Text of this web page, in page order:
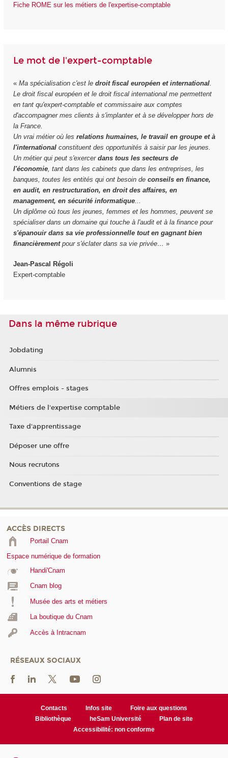
Fiche ROME sur les métiers de l'expertise-comptable
Le mot de l'expert-comptable
« Ma spécialisation c'est le droit fiscal européen et international.
Le droit fiscal européen et le droit fiscal international me permettent
en tant qu'expert-comptable et commissaire aux comptes
d'accompagner mes clients à s'implanter et à se développer hors de
la France.
Un vrai métier où les relations humaines, le travail en groupe et à
l'internationalconstituent des opportunités à saisir par les jeunes.
Un métier qui peut s'exercer dans tous les secteurs de
l'économie, tant dans les cabinets que dans les entreprises, les
banques, toutes les entités qui ont besoin de conseils en finance,
en audit, en restructuration, en droit des affaires, en
management, en sécurité informatique...
Un diplôme où tous les jeunes, femmes et les hommes, peuvent se
spécialiser dans un domaine qui touche à l'audit et à la finance pour
s'épanouir dans sa vie professionnelle tout en gagnant bien
financièrementpour s'éclater dans sa vie privée… »
Jean-Pascal Régoli
Expert-comptable
Dans la même rubrique
Jobdating
Alumnis
Offres emplois - stages
Métiers de l'expertise comptable
Taxe d'apprentissage
Déposer une offre
Nous recrutons
Conventions de stage
ACCÈS DIRECTS
Portail Cnam
Espace numérique de formation
Handi'Cnam
Cnam blog
Musée des arts et métiers
La boutique du Cnam
Accès à Intracnam
RÉSEAUX SOCIAUX
Contacts Infos site
Foire aux questions
Bibliothèque
heSam Université
Plan de site
Accessibilité: non conforme